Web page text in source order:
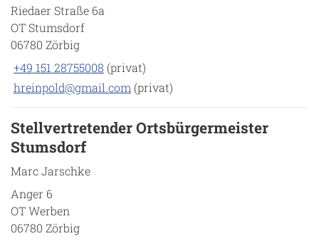
Riedaer Straße 6a
OT Stumsdorf
06780 Zörbig
+49 151 28755008 (privat)
hreinpold@gmail.com (privat)
Stellvertretender Ortsbürgermeister
Stumsdorf
Marc Jarschke
Anger 6
OT Werben
06780 Zörbig